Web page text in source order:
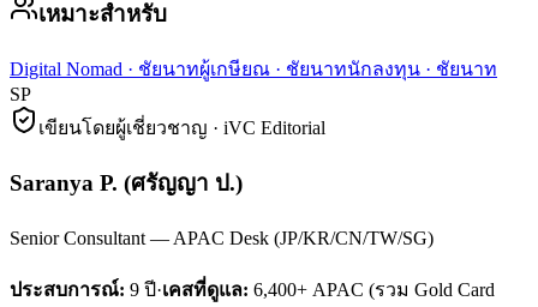
เหมาะสำหรับ
Digital Nomad · ชัยนาทผู้เกษียณ · ชัยนาทนักลงทุน · ชัยนาท
SP
เขียนโดยผู้เชี่ยวชาญ · iVC Editorial
Saranya P. (ศรัญญา ป.)
Senior Consultant — APAC Desk (JP/KR/CN/TW/SG)
ประสบการณ์: 9 ปี·เคสที่ดูแล: 6,400+ APAC (รวม Gold Card